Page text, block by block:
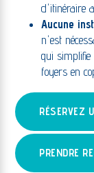
d'itinéraire
Aucune
n'est
qui
foyers en
RÉSERVEZ
PRENDRE